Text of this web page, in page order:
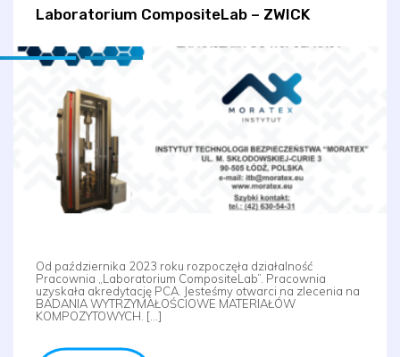
Laboratorium CompositeLab – ZWICK
Od października 2023 roku rozpoczęła działalność
Pracownia „Laboratorium CompositeLab”. Pracownia
uzyskała akredytację PCA. Jesteśmy otwarci na zlecenia na
BADANIA WYTRZYMAŁOŚCIOWE MATERIAŁÓW
KOMPOZYTOWYCH. […]